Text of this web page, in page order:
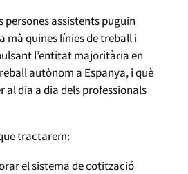
persones assistents puguin
mà quines línies de treball i
l’entitat majoritària en
autònom a Espanya, i què
al dia a dia dels professionals
tractarem:
el sistema de cotització